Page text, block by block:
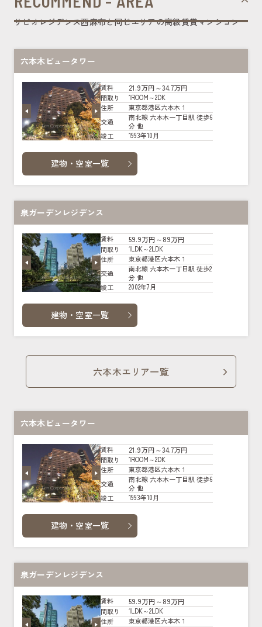
リビオレジデンス西麻布と同じエリアの高級賃貸マンション
六本木ビュータワー
賃料 21.9万円～34.7万円
間取り
1ROOM～2DK
住所
東京都港区六本木１
交通
南北線 六本木一丁目駅 徒歩6
分 他
竣工
1993年10月
建物・空室一覧
泉ガーデンレジデンス
賃料 59.9万円～89万円
間取り
1LDK～2LDK
住所
東京都港区六本木１
交通
南北線 六本木一丁目駅 徒歩2
分 他
竣工
2002年7月
建物・空室一覧
六本木エリア一覧
六本木ビュータワー
賃料 21.9万円～34.7万円
間取り
1ROOM～2DK
住所
東京都港区六本木１
交通
南北線 六本木一丁目駅 徒歩6
分 他
竣工
1993年10月
建物・空室一覧
泉ガーデンレジデンス
賃料 59.9万円～89万円
間取り
1LDK～2LDK
住所
東京都港区六本木１